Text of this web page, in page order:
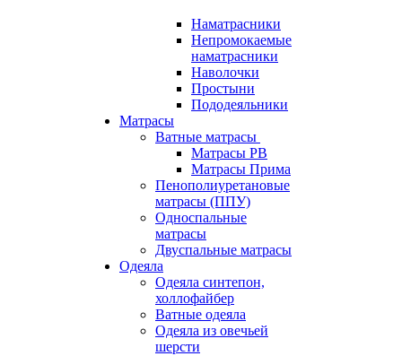
Наматрасники
Непромокаемые
наматрасники
Наволочки
Простыни
Пододеяльники
Матрасы
Ватные матрасы
Матрасы РВ
Матрасы Прима
Пенополиуретановые
матрасы (ППУ)
Односпальные
матрасы
Двуспальные матрасы
Одеяла
Одеяла синтепон,
холлофайбер
Ватные одеяла
Одеяла из овечьей
шерсти